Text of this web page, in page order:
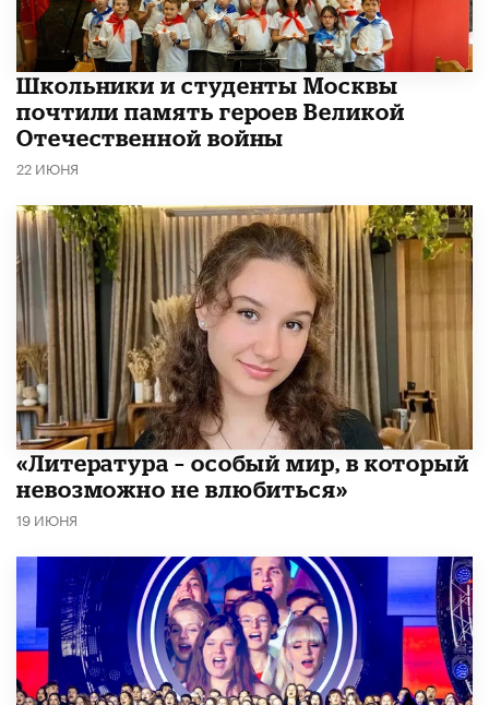
Школьники и студенты Москвы
почтили память героев Великой
Отечественной войны
22 ИЮНЯ
​«Литература – особый мир, в который
невозможно не влюбиться»
19 ИЮНЯ